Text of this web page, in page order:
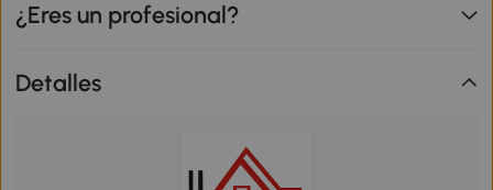
¿Eres un profesional?
Detalles